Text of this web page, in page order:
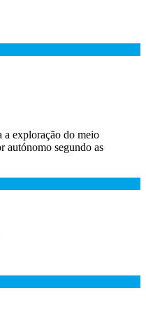
a exploração do meio
autónomo segundo as